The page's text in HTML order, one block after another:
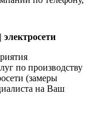
по производству
(замеры
на Ваш